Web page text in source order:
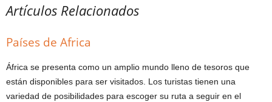
Artículos Relacionados
Países de Africa
África se presenta como un amplio mundo lleno de tesoros que
están disponibles para ser visitados. Los turistas tienen una
variedad de posibilidades para escoger su ruta a seguir en el